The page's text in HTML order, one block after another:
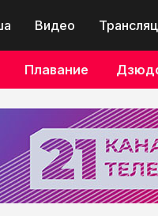
Видео
Плавание